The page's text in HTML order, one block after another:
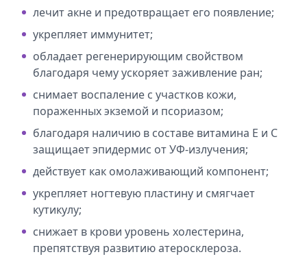
лечит акне и предотвращает его появление;
укрепляет иммунитет;
обладает регенерирующим свойством
благодаря чему ускоряет заживление ран;
снимает воспаление с участков кожи,
пораженных экземой и псориазом;
благодаря наличию в составе витамина Е и С
защищает эпидермис от УФ-излучения;
действует как омолаживающий компонент;
укрепляет ногтевую пластину и смягчает
кутикулу;
снижает в крови уровень холестерина,
препятствуя развитию атеросклероза.